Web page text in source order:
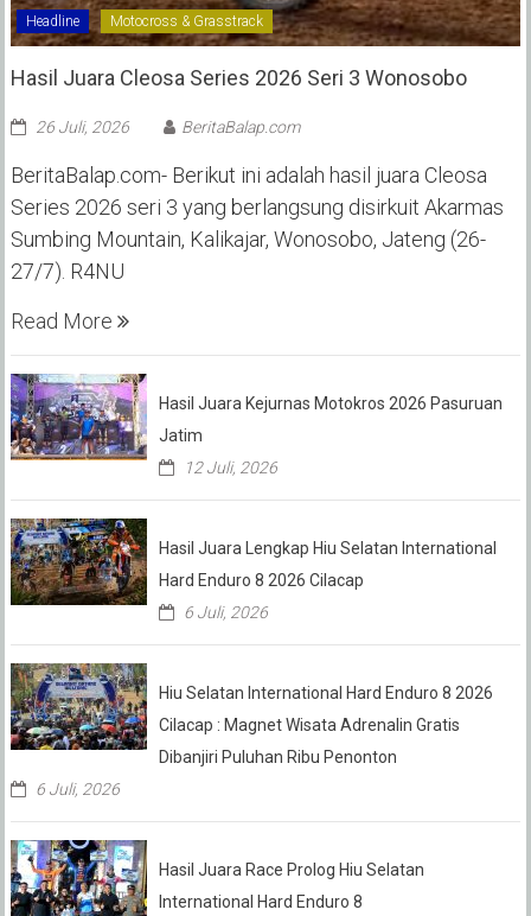
Headline Motocross & Grasstrack
Hasil Juara Cleosa Series 2026 Seri 3 Wonosobo ‎
26 Juli, 2026 BeritaBalap.com
BeritaBalap.com- Berikut ini adalah hasil juara Cleosa
Series 2026 seri 3 yang berlangsung disirkuit Akarmas
Sumbing Mountain, Kalikajar, Wonosobo, Jateng (26-
27/7). R4NU
Read More
Hasil Juara Kejurnas Motokros 2026 Pasuruan
Jatim
12 Juli, 2026
Hasil Juara Lengkap Hiu Selatan International
Hard Enduro 8 2026 Cilacap
6 Juli, 2026
Hiu Selatan International Hard Enduro 8 2026
Cilacap : Magnet Wisata Adrenalin Gratis
Dibanjiri Puluhan Ribu Penonton
6 Juli, 2026
Hasil Juara Race Prolog Hiu Selatan
International Hard Enduro 8